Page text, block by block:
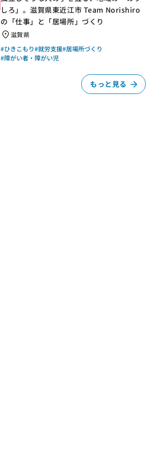
しろ」。滋賀県東近江市 Team Norishiro
の「仕事」と「居場所」づくり
滋賀県
#ひきこもり#就労支援#居場所づくり
#障がい者・障がい児
もっと見る